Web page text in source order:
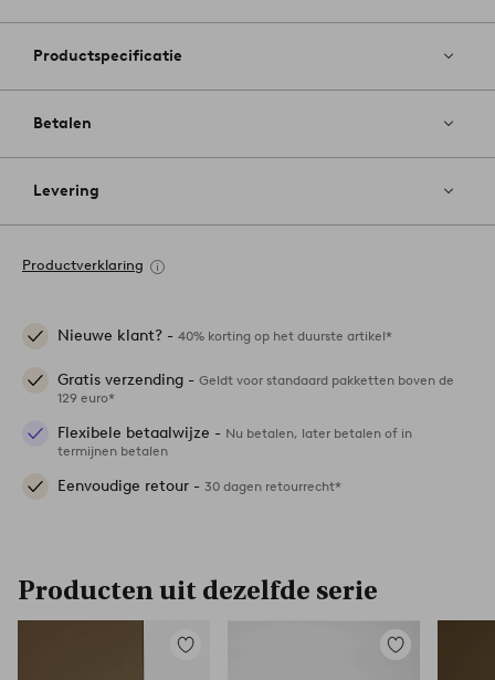
Productspecificatie
Betalen
Levering
Productverklaring
Nieuwe klant? - 40% korting op het duurste artikel*
Gratis verzending - Geldt voor standaard pakketten boven de
129 euro*
Flexibele betaalwijze - Nu betalen, later betalen of in
termijnen betalen
Eenvoudige retour - 30 dagen retourrecht*
Producten uit dezelfde serie
Toevoegen
Toevoegen